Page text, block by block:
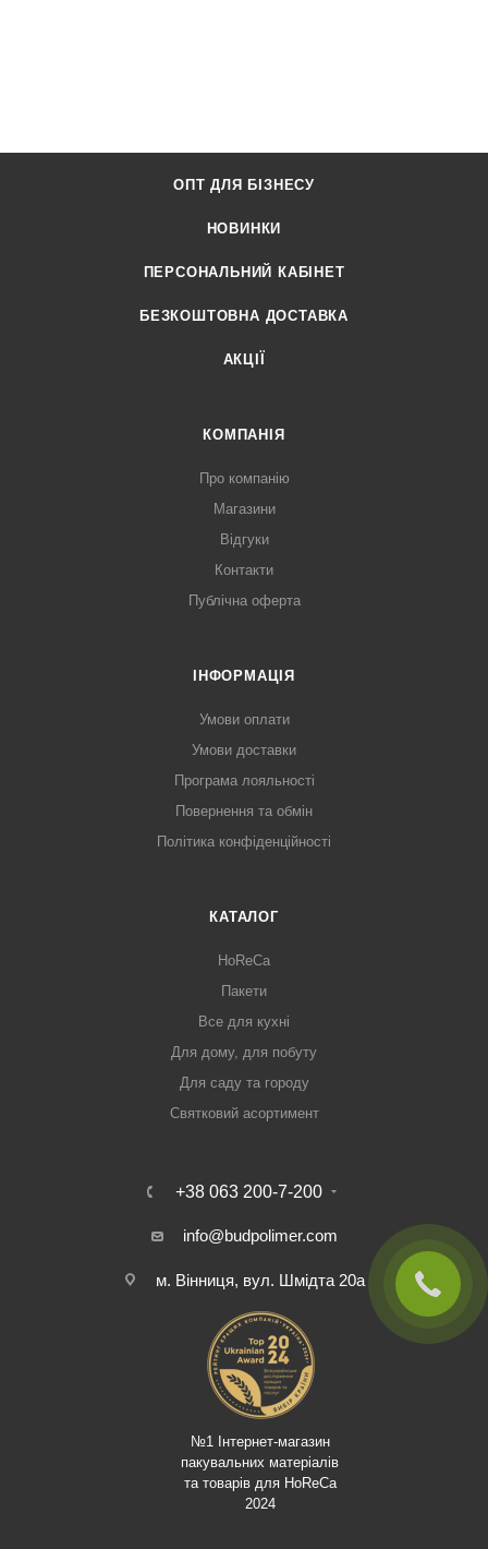
ОПТ ДЛЯ БІЗНЕСУ
НОВИНКИ
ПЕРСОНАЛЬНИЙ КАБІНЕТ
БЕЗКОШТОВНА ДОСТАВКА
АКЦІЇ
КОМПАНІЯ
Про компанію
Магазини
Відгуки
Контакти
Публічна оферта
ІНФОРМАЦІЯ
Умови оплати
Умови доставки
Програма лояльності
Повернення та обмін
Політика конфіденційності
КАТАЛОГ
HoReCa
Пакети
Все для кухні
Для дому, для побуту
Для саду та городу
Святковий асортимент
+38 063 200-7-200
info@budpolimer.com
м. Вінниця, вул. Шмідта 20а
№1 Інтернет-магазин
пакувальних матеріалів
та товарів для HoReCa
2024